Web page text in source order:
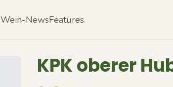
Wein-NewsFeatures
KPK oberer